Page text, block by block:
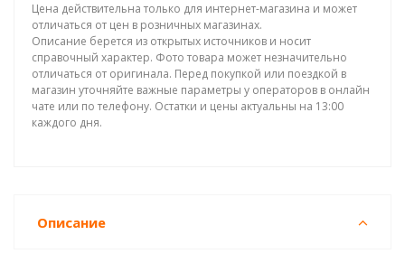
Цена действительна только для интернет-магазина и может
отличаться от цен в розничных магазинах.
Описание берется из открытых источников и носит
справочный характер. Фото товара может незначительно
отличаться от оригинала. Перед покупкой или поездкой в
магазин уточняйте важные параметры у операторов в онлайн
чате или по телефону. Остатки и цены актуальны на 13:00
каждого дня.
Описание